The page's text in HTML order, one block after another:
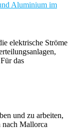
Aluminium im
elektrische Ströme
das
und zu arbeiten,
nach Mallorca